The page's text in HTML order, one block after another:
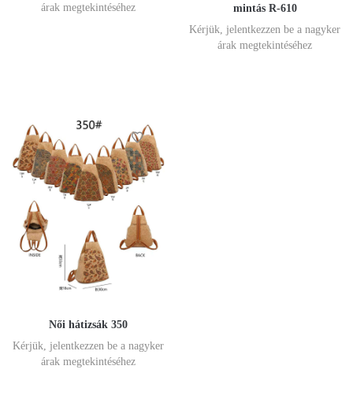
árak megtekintéséhez
mintás R-610
Kérjük, jelentkezzen be a nagyker
árak megtekintéséhez
Női hátizsák 350
Kérjük, jelentkezzen be a nagyker
árak megtekintéséhez